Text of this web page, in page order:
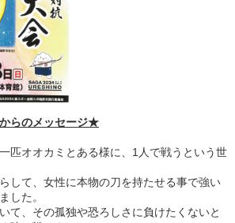
らのメッセージ★
匹オオカミとある様に、1人で戦うという世
して、女性に本物の刀を持たせる事で強い
した。
て、その孤独や恐ろしさに負けたくないと